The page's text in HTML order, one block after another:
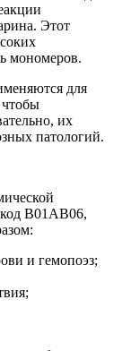
Этот
мономеров.
для
чтобы
их
патологий.
B01AB06,
и гемопоэз;